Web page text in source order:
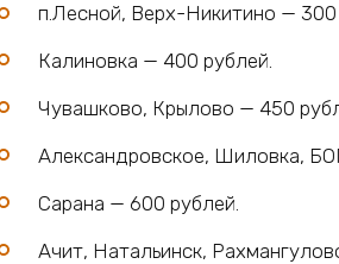
п.Лесной, Верх-Никитино — 300
Калиновка — 400 рублей.
Чувашково, Крылово — 450
Александровское, Шиловка,
Сарана — 600 рублей.
Ачит, Натальинск,